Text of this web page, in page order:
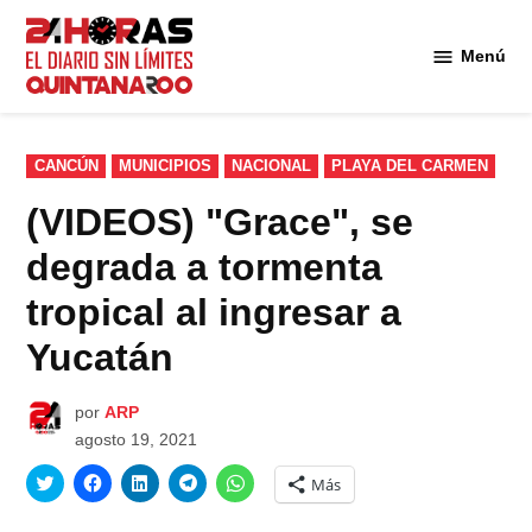
Saltar
contenido
Roo
Menú
PUBLICADO
EN
CANCÚN MUNICIPIOS NACIONAL PLAYA DEL CARMEN
(VIDEOS) "Grace", se
degrada a tormenta
tropical al ingresar a
Yucatán
por ARP
agosto 19, 2021
Haz
clic
Haz
clic
Haz
clic
Haz
clic
Haz
clic
para
Más